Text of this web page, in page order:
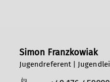
Simon Franzkowiak
Jugendreferent |